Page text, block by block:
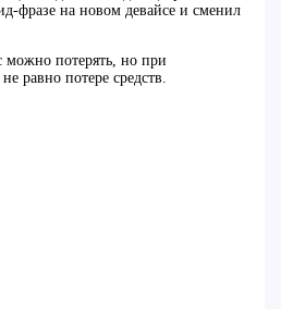
фразе на новом девайсе и сменил
можно потерять, но при
равно потере средств.